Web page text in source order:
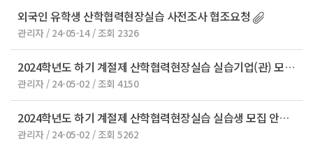
외국인 유학생 산학협력현장실습 사전조사 협조요청
관리자 / 24-05-14 / 조회 2326
2024학년도 하기 계절제 산학협력현장실습 실습기업(관) 모집 안내
관리자 / 24-05-02 / 조회 4150
2024학년도 하기 계절제 산학협력현장실습 실습생 모집 안내
관리자 / 24-05-02 / 조회 5262